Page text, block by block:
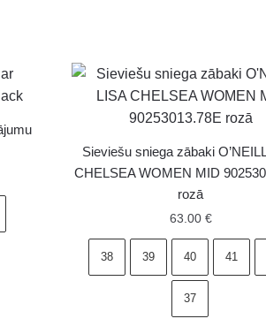
Sieviešu sniega zābaki
CHELSEA WOMEN MID
rozā
63.00 €
38 39 40 41
37